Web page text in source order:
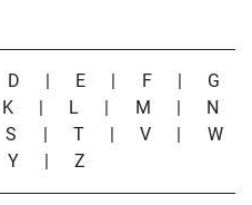
D | E | F | G
K | L | M | N
S | T |V | W
Y |Z